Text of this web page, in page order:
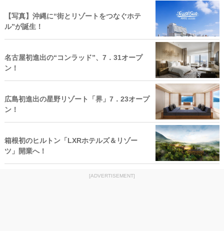
【写真】沖縄に“街とリゾートをつなぐホテ
ル”が誕生！
名古屋初進出の“コンラッド”、7．31オープ
ン！
広島初進出の星野リゾート「界」7．23オープ
ン！
箱根初のヒルトン「LXRホテルズ＆リゾー
ツ」開業へ！
[ADVERTISEMENT]